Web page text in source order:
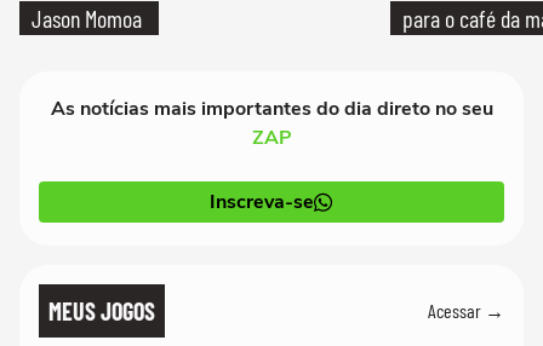
Jason Momoa
para o café da
As notícias mais importantes do dia direto no seu
ZAP
Inscreva-se
MEUS JOGOS Acessar →